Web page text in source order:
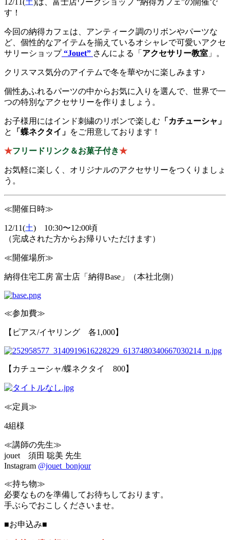
す！
今回の納得カフェは、アンティーク調のリボンやパーツな
ど、個性的なアイテムを揃えているオシャレで可愛いアクセ
サリーショップ “Jouet” さんによる「 アクセサリー教室 」。
クリスマス気分のアイテムで冬を華やかに楽しみます♪
個性あふれるパーツの中からお気に入りを選んで、世界で一
つの特別なアクセサリーを作りましょう。
お子様用にはインド刺繍のリボンで楽しむ 「カチューシャ」
と
「蝶ネクタイ」 をご用意しております！
★フリードリンク＆お菓子付き★
お気軽に楽しく、オリジナルのアクセサリーをつくりましょ
う。
≪開催日時≫
12/11(土) 10:30〜12:00頃
（完成された方からお帰りいただけます）
≪開催場所≫
納得住宅工房 富士店「納得Base」（本社北側）
≪参加費≫
【ピアス/イヤリング 各1,000】
【カチューシャ/蝶ネクタイ 800】
≪定員≫
4組様
≪講師の先生≫
jouet 須田 聡美 先生
Instagram @jouet_bonjour
≪持ち物≫
必要なものを準備してお待ちしております。
手ぶらでおこしくださいませ。
■お申込み■